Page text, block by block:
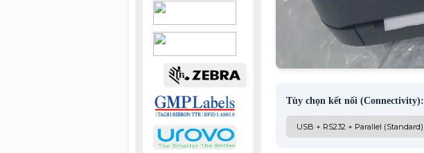
Tùy chọn kết nối (Connectivity):